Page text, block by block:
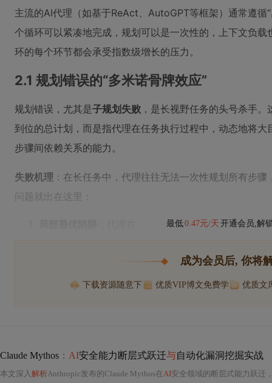
主流的AI代理（如基于ReAct、AutoGPT等框架）通常遵
个循环可以紧凑地完成，规划可以是一次性的，上下文负
环的每个环节都会承受指数级增长的压力。
2.1 规划错误的“多米诺骨牌效应”
规划错误，尤其是子规划失败 ，是长视野任务的头号杀手
到位的总计划，而是指代理在任务执行过程中，动态地将
步骤间依赖关系的能力。
失败机理 ：在长任务中，代理往往无法一次性规划所有步
问题就出在这里：
最低0.47元/天 开通会员,解
成为会员后, 你将
下载资源随意下 优质VIP博文免费学 优质文
Claude Mythos ：AI安全能力断层式跃迁与自动化漏洞挖掘实战
本文深入解析Anthropic发布的Claude Mythos在AI安全领域的断层式能力跃迁，重点聚焦其在零日漏洞挖